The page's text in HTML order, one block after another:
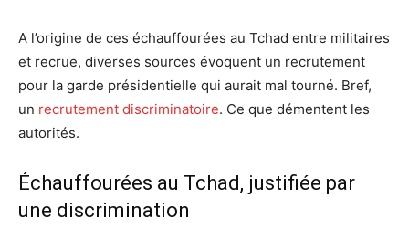
A l’origine de ces échauffourées au Tchad entre militaires
et recrue, diverses sources évoquent un recrutement
pour la garde présidentielle qui aurait mal tourné. Bref,
un recrutement discriminatoire. Ce que démentent les
autorités.
Échauffourées au Tchad, justifiée par
une discrimination